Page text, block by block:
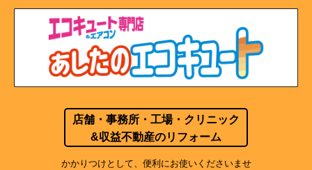
店舗・事務所・工場・クリニック
&収益不動産のリフォーム
かかりつけとして、便利にお使いくださいませ